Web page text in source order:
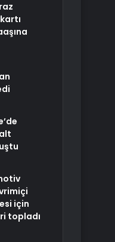
için
topladı